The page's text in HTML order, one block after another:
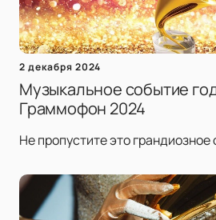
2 декабря 2024
Музыкальное событие
Граммофон 2024
Не пропустите это грандиозное